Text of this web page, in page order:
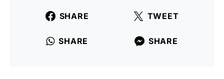
SHARE TWEET
SHARE SHARE